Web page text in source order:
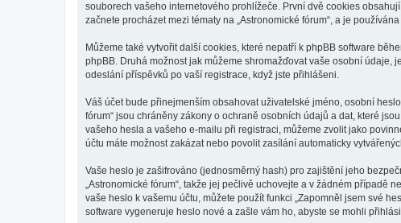
souborech vašeho internetového prohlížeče. První dvě cookies
začnete procházet mezi tématy na „Astronomické fórum“, a je
Můžeme také vytvořit další cookies, které nepatří k phpBB software
phpBB. Druhá možnost jak můžeme shromažďovat vaše osobní údaje,
odeslání příspěvků po vaší registrace, když jste přihlášeni.
Váš účet bude přinejmenším obsahovat uživatelské jméno, osobní
fórum“ jsou chráněny zákony o ochraně osobních údajů a dat, které
vašeho hesla a vašeho e-mailu při registraci, můžeme zvolit jako
účtu máte možnost zakázat nebo povolit zasílání automaticky
Vaše heslo je zašifrováno (jednosměrný hash) pro zajištění jeho
„Astronomické fórum“, takže jej pečlivě uchovejte a v žádném případě
vaše heslo k vašemu účtu, můžete použít funkci „Zapomněl jsem své
software vygeneruje heslo nové a zašle vám ho, abyste se mohli